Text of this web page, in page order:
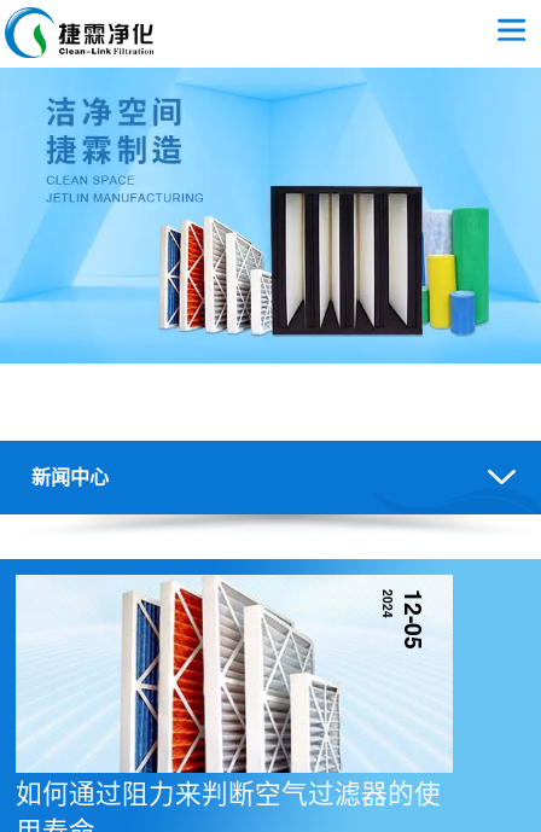
新闻中心
空气过滤器/过滤棉应用及报价-空气过滤行业新闻-广州捷霖净化
12-05
2024
如何通过阻力来判断空气过滤器的使